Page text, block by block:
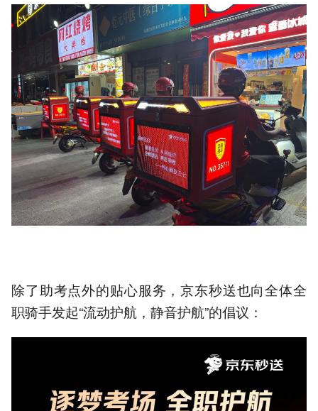
除了助考点外的贴心服务，京东秒送也向全体全
职骑手发起“流动护航，静音护航”的倡议：